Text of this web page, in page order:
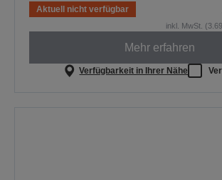
Aktuell nicht verfügbar
inkl. MwSt.
Mehr erfahren
Verfügbarkeit in Ihrer Nähe